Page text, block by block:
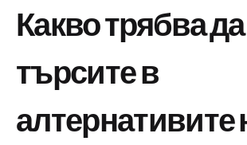
Какво трябва да
търсите в
алтернативите